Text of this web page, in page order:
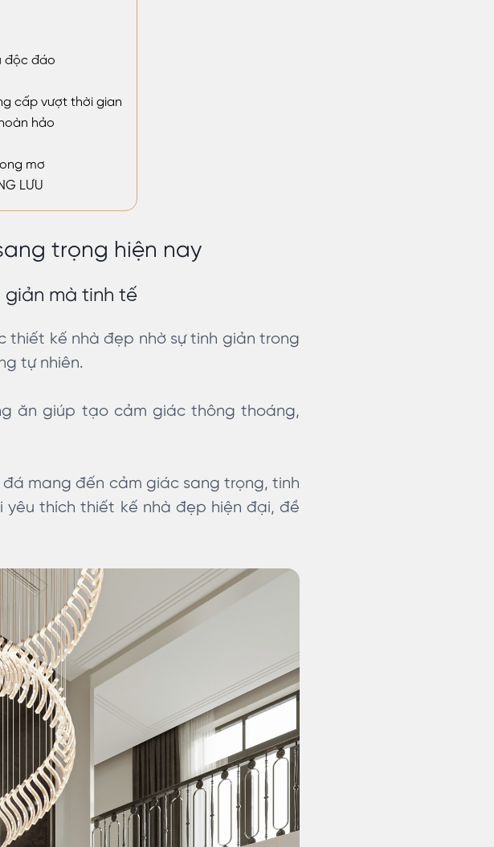
độc đáo
cấp vượt thời gian
hảo
mơ
LƯU
trọng hiện nay
mà tinh tế
thiết kế nhà đẹp nhờ sự tinh giản trong
tự nhiên.
ăn giúp tạo cảm giác thông thoáng,
mang đến cảm giác sang trọng, tinh
thích thiết kế nhà đẹp hiện đại, đề